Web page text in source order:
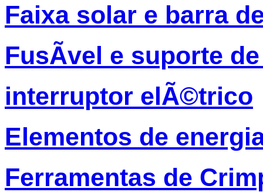
Faixa solar e barra
FusÃ­vel e suporte
interruptor elÃ©trico
Elementos de
Ferramentas de